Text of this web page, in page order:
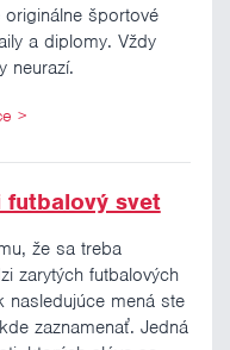
športové
a diplomy. Vždy
neurazí.
>
futbalový svet
že sa treba
zarytých futbalových
nasledujúce mená ste
zaznamenať. Jedná